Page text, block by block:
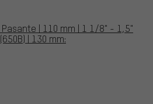
| 110 mm | 1 1/8" - 1,5"
| 130 mm: